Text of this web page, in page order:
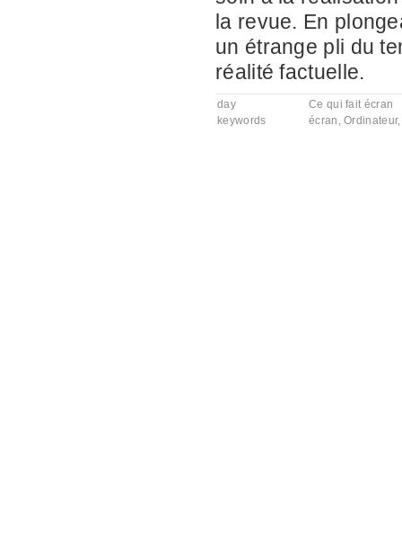
la revue. En
un étrange pli du
réalité factuelle.
day
Ce qui fait écran
keywords
écran ,Ordinateur